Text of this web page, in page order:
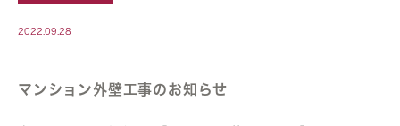
2022.09.28
マンション外壁工事のお知らせ